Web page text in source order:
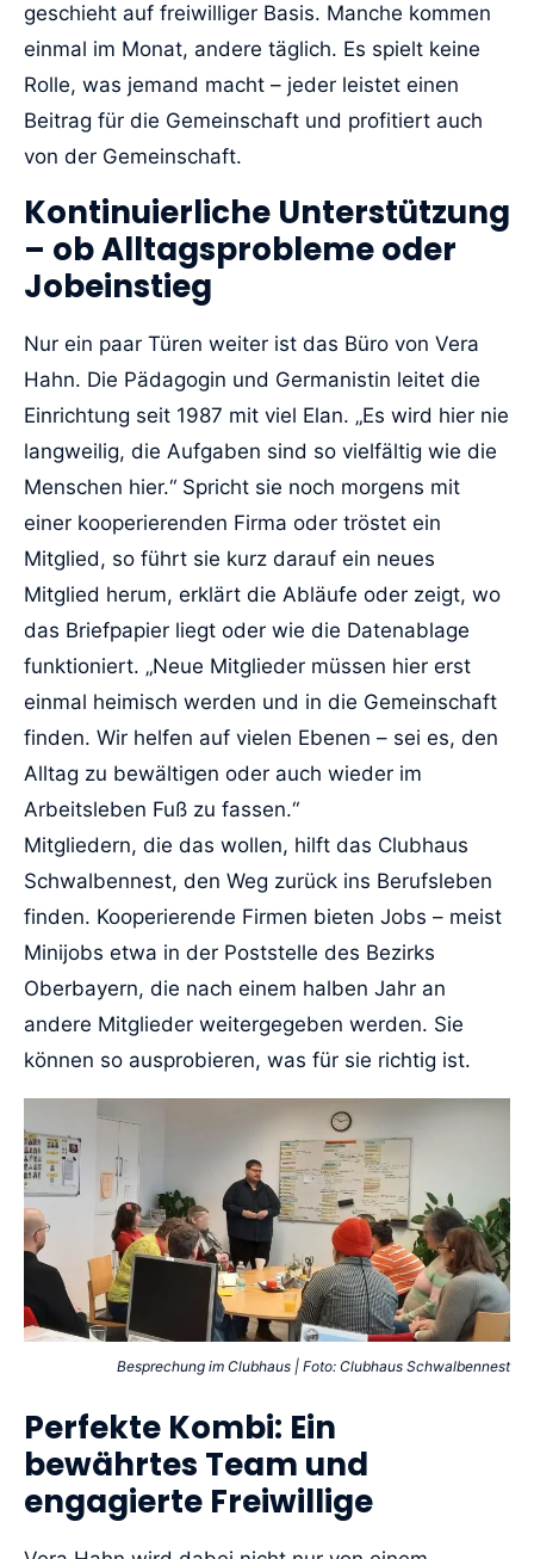
geschieht auf freiwilliger Basis. Manche kommen
einmal im Monat, andere täglich. Es spielt keine
Rolle, was jemand macht – jeder leistet einen
Beitrag für die Gemeinschaft und profitiert auch
von der Gemeinschaft.
Kontinuierliche Unterstützung
– ob Alltagsprobleme oder
Jobeinstieg
Nur ein paar Türen weiter ist das Büro von Vera
Hahn. Die Pädagogin und Germanistin leitet die
Einrichtung seit 1987 mit viel Elan. „Es wird hier nie
langweilig, die Aufgaben sind so vielfältig wie die
Menschen hier.“ Spricht sie noch morgens mit
einer kooperierenden Firma oder tröstet ein
Mitglied, so führt sie kurz darauf ein neues
Mitglied herum, erklärt die Abläufe oder zeigt, wo
das Briefpapier liegt oder wie die Datenablage
funktioniert. „Neue Mitglieder müssen hier erst
einmal heimisch werden und in die Gemeinschaft
finden. Wir helfen auf vielen Ebenen – sei es, den
Alltag zu bewältigen oder auch wieder im
Arbeitsleben Fuß zu fassen.“
Mitgliedern, die das wollen, hilft das Clubhaus
Schwalbennest, den Weg zurück ins Berufsleben
finden. Kooperierende Firmen bieten Jobs – meist
Minijobs etwa in der Poststelle des Bezirks
Oberbayern, die nach einem halben Jahr an
andere Mitglieder weitergegeben werden. Sie
können so ausprobieren, was für sie richtig ist.
Besprechung im Clubhaus | Foto: Clubhaus Schwalbennest
Perfekte Kombi: Ein
bewährtes Team und
engagierte Freiwillige